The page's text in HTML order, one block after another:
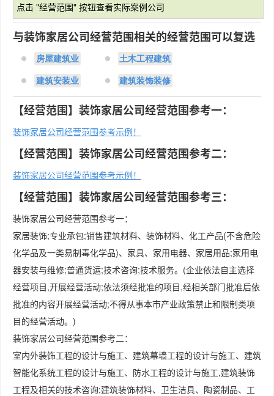
点击 "经营范围" 按钮查看实际案例公司
与装饰家居公司经营范围相关的经营范围可以复选
房屋建筑业 土木工程建筑
建筑安装业 建筑装饰装修
【经营范围】装饰家居公司经营范围参考一：
装饰家居公司经营范围参考示例！
【经营范围】装饰家居公司经营范围参考二：
装饰家居公司经营范围参考示例！
【经营范围】装饰家居公司经营范围参考三：
装饰家居公司经营范围参考一：
家居装饰;专业承包;销售建筑材料、装饰材料、化工产品(不含危险
化学品及一类易制毒化学品)、家具、家用电器、家居用品;家用电
器安装与维修;普通货运;技术咨询;技术服务。(企业依法自主选择
经营项目,开展经营活动;依法须经批准的项目,经相关部门批准后依
批准的内容开展经营活动;不得从事本市产业政策禁止和限制类项
目的经营活动。)
装饰家居公司经营范围参考二：
室内外装饰工程的设计与施工、建筑幕墙工程的设计与施工、建筑
智能化系统工程的设计与施工、防水工程的设计与施工,建筑装饰
工程及相关的技术咨询;建筑装饰材料、卫生洁具、陶瓷制品、工